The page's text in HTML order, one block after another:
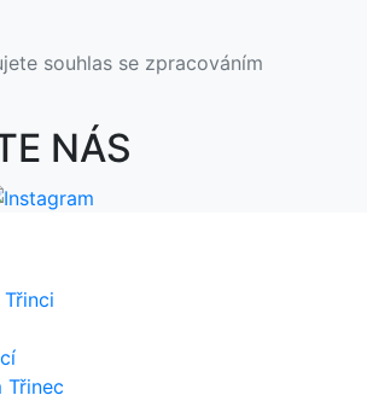
souhlas se zpracováním
NÁS
Třinec